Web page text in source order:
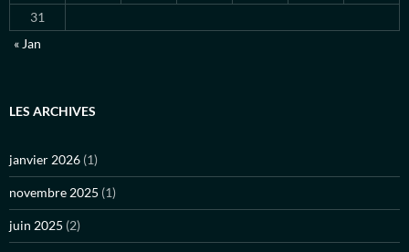
31
« Jan
LES ARCHIVES
janvier 2026 (1)
novembre 2025 (1)
juin 2025 (2)